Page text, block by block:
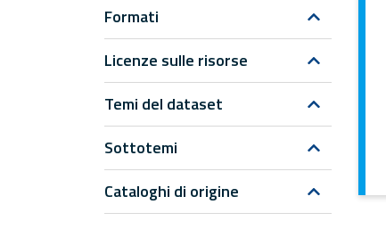
Formati
Licenze sulle risorse
Temi del dataset
Sottotemi
Cataloghi di origine